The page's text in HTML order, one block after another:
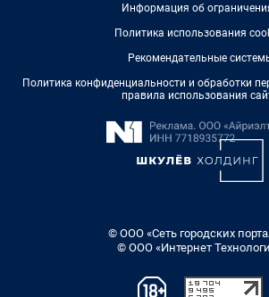
Информация об
Политика использования
Рекомендательные
Политика конфиденциальности и обработки
правила использования
© ООО «Сеть городских
© ООО «Интернет